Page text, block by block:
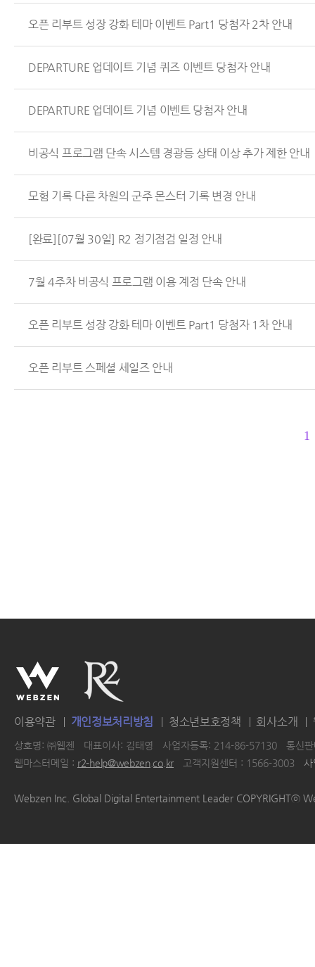
오픈 리부트 성장 강화 테마 이벤트 Part1 당첨자 2차 안내
DEPARTURE 업데이트 기념 퀴즈 이벤트 당첨자 안내
DEPARTURE 업데이트 기념 이벤트 당첨자 안내
비공식 프로그램 단속 시스템 경광등 상태 이상 추가 제한 안내
모험 기록 다른 차원의 군주 몬스터 기록 변경 안내
[완료][07월 30일] R2 정기점검 일정 안내
7월 4주차 비공식 프로그램 이용 계정 단속 안내
오픈 리부트 성장 강화 테마 이벤트 Part1 당첨자 1차 안내
오픈 리부트 스페셜 세일즈 안내
1
이용약관 개인정보처리방침 청소년보호정책 회사소개
상호명: ㈜웹젠 대표이사: 김태영 사업자등록: 214-86-57130
통신
웹마스터메일 : r2-help@webzen.co.kr 고객지원센터 : 1566-3003
Webzen Inc. Global Digital Entertainment Leader COPYRIGHTⓒ